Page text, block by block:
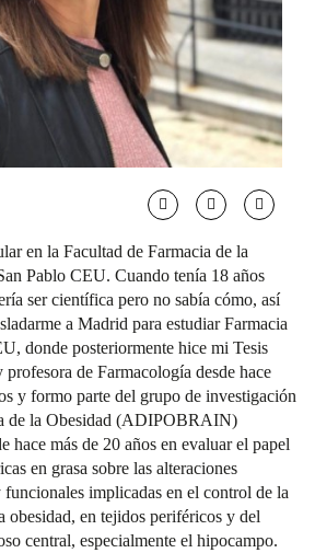
en la Facultad de Farmacia de la
Pablo CEU. Cuando tenía 18 años
ser científica pero no sabía cómo, así
a Madrid para estudiar Farmacia
donde posteriormente hice mi Tesis
de Farmacología desde hace
y formo parte del grupo de investigación
de la Obesidad (ADIPOBRAIN)
hace más de 20 años en evaluar el papel
en grasa sobre las alteraciones
funcionales implicadas en el control de la
obesidad, en tejidos periféricos y del
central, especialmente el hipocampo.